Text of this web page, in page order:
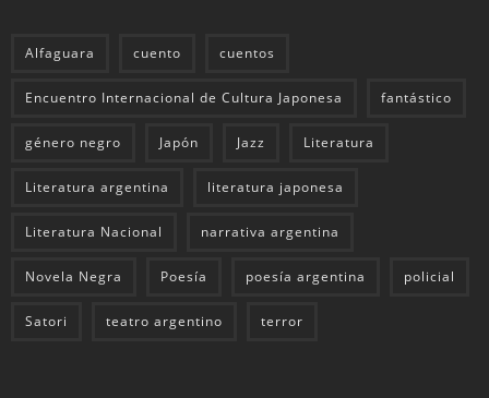
Alfaguara cuento cuentos
Encuentro Internacional de Cultura Japonesa fantástico
género negro Japón Jazz Literatura
Literatura argentina literatura japonesa
Literatura Nacional narrativa argentina
Novela Negra Poesía poesía argentina policial
Satori teatro argentino terror